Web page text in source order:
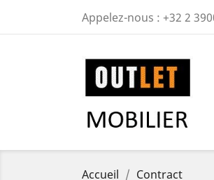
Appelez-nous : +32 2
Accueil Contract